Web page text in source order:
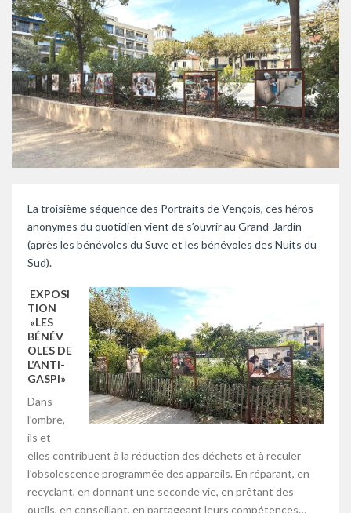
La troisième séquence des Portraits de Vençois, ces héros
anonymes du quotidien vient de s’ouvrir au Grand-Jardin
(après les bénévoles du Suve et les bénévoles des Nuits du
Sud).
EXPOSI
TION
«LES
BÉNÉV
OLES DE
L’ANTI-
GASPI»
Dans
l’ombre,
ils et
elles contribuent à la réduction des déchets et à reculer
l’obsolescence programmée des appareils. En réparant, en
recyclant, en donnant une seconde vie, en prêtant des
outils, en conseillant, en partageant leurs compétences…